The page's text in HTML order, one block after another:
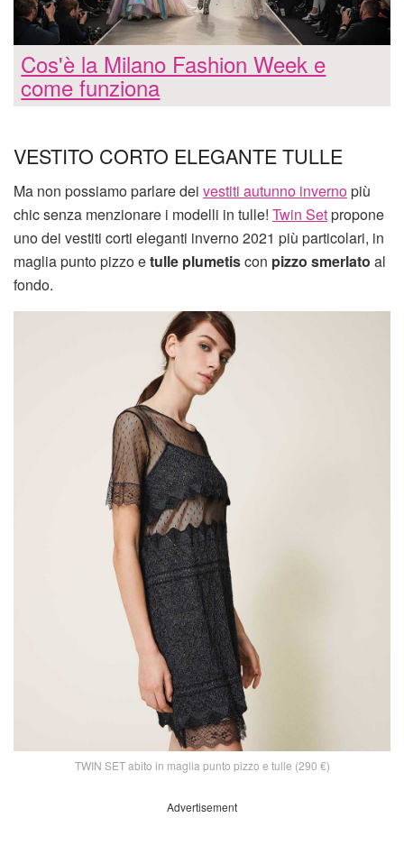
Cos'è la Milano Fashion Week e
come funziona
VESTITO CORTO ELEGANTE TULLE
Ma non possiamo parlare dei vestiti autunno invernopiù
chic senza menzionare i modelli in tulle! Twin Setpropone
uno dei vestiti corti eleganti inverno 2021 più particolari, in
maglia punto pizzo etulle plumetiscon pizzo smerlato al
fondo.
TWIN SET abito in maglia punto pizzo e tulle (290 €)
Advertisement